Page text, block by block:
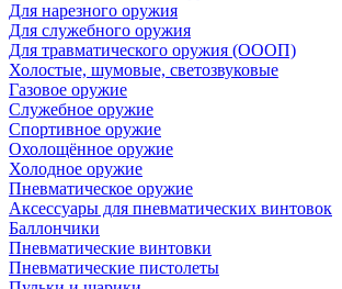
Для нарезного оружия
Для служебного оружия
Для травматического оружия (ОООП)
Холостые, шумовые, светозвуковые
Газовое оружие
Служебное оружие
Спортивное оружие
Охолощённое оружие
Холодное оружие
Пневматическое оружие
Аксессуары для пневматических винтовок
Баллончики
Пневматические винтовки
Пневматические пистолеты